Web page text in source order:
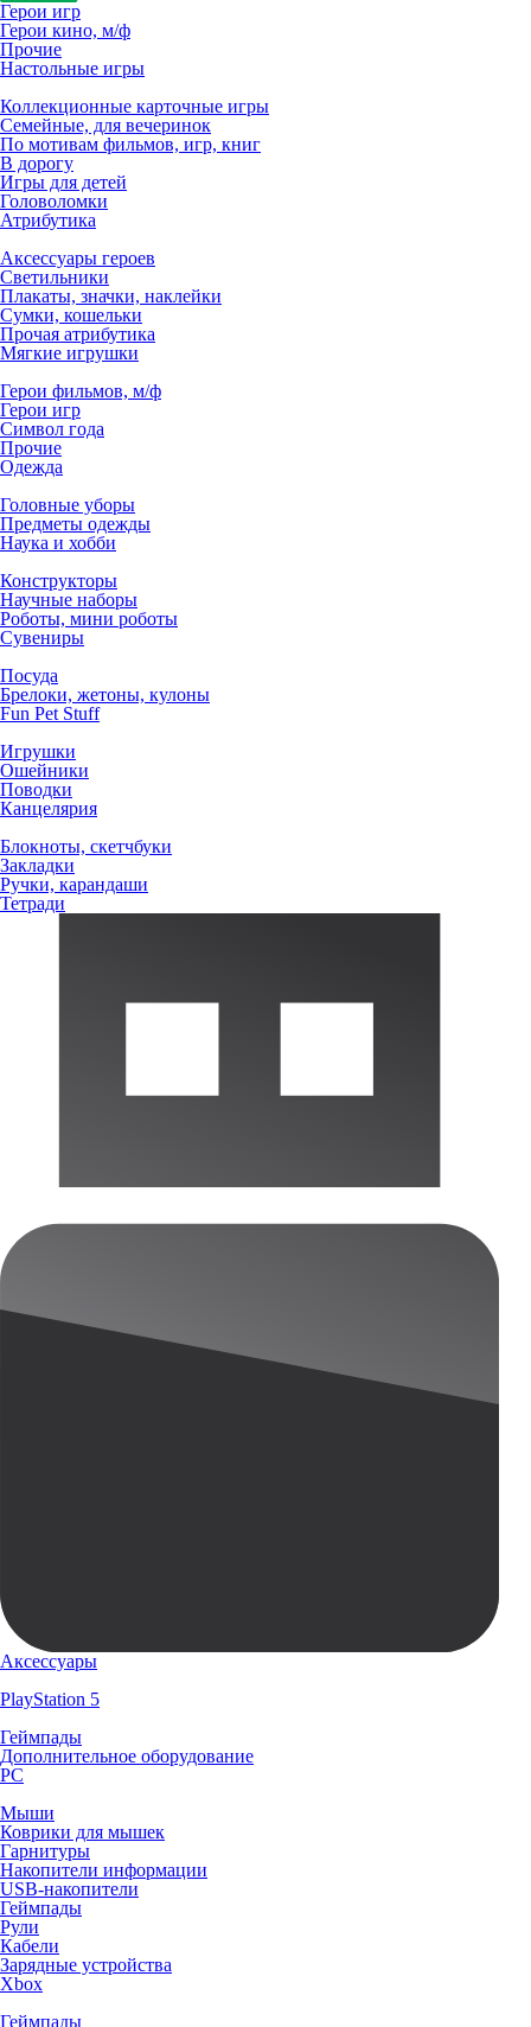
Герои игр
Герои кино, м/ф
Прочие
Настольные игры
Коллекционные карточные игры
Семейные, для вечеринок
По мотивам фильмов, игр, книг
В дорогу
Игры для детей
Головоломки
Атрибутика
Аксессуары героев
Светильники
Плакаты, значки, наклейки
Сумки, кошельки
Прочая атрибутика
Мягкие игрушки
Герои фильмов, м/ф
Герои игр
Символ года
Прочие
Одежда
Головные уборы
Предметы одежды
Наука и хобби
Конструкторы
Научные наборы
Роботы, мини роботы
Сувениры
Посуда
Брелоки, жетоны, кулоны
Fun Pet Stuff
Игрушки
Ошейники
Поводки
Канцелярия
Блокноты, скетчбуки
Закладки
Ручки, карандаши
Тетради
Аксессуары
PlayStation 5
Геймпады
Дополнительное оборудование
PC
Мыши
Коврики для мышек
Гарнитуры
Накопители информации
USB-накопители
Геймпады
Рули
Кабели
Зарядные устройства
Xbox
Геймпады